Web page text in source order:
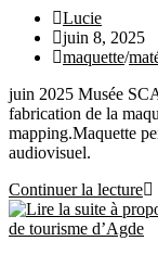
Lucie
juin 8, 2025
maquette/
juin 2025 Musée
fabrication de la
mapping.Maquette
audiovisuel.
Continuer la lecture